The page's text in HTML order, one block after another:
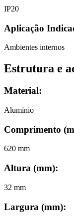
IP20
Aplicação
Ambientes internos
Estrutura e
Material:
Alumínio
Comprimento
620 mm
Altura (mm):
32 mm
Largura (mm):